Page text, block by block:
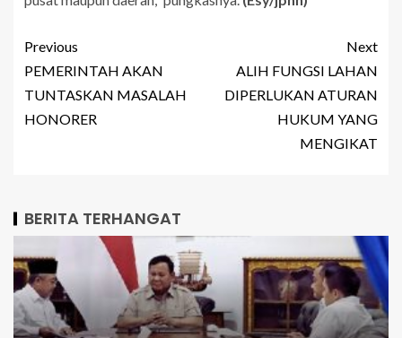
Previous
PEMERINTAH AKAN
TUNTASKAN MASALAH
HONORER
Next
ALIH FUNGSI LAHAN
DIPERLUKAN ATURAN
HUKUM YANG
MENGIKAT
BERITA TERHANGAT